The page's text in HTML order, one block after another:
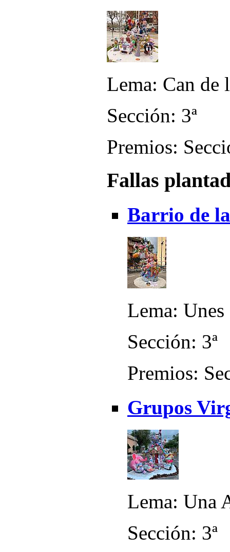
Lema: Can de
Sección: 3ª
Premios:
Fallas
Barrio de
Lema:
Sección: 3ª
Premios:
Grupos
Lema: Una
Sección: 3ª